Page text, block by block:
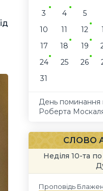
3
4 5
10
11 12
17
18 19
24
25 26
31
День поминання
Роберта
СЛОВО
Неділя 10-та по
Проповідь